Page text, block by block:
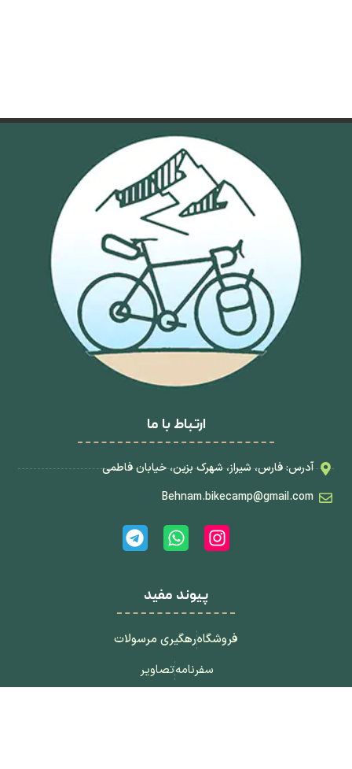
ارتباط با ما
آدرس: فارس، شیراز، شهرک بزین، خیابان فاطمی
Behnam.bikecamp@gmail.com
پیوند مفید
فروشگاهرهگیری مرسولات
سفرنامهتصاویر